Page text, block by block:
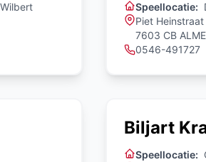
Speellocatie:
Piet Heinstraat
7603 CB
0546-491727
Biljart
Speellocatie: